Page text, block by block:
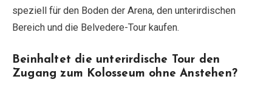
speziell für den Boden der Arena, den unterirdischen
Bereich und die Belvedere-Tour kaufen.
Beinhaltet die unterirdische Tour den
Zugang zum Kolosseum ohne Anstehen?